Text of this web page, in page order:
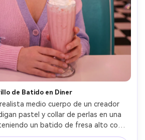
de Batido en Diner
medio cuerpo de un creador
pastel y collar de perlas en una
un batido de fresa alto con
reflejo de letrero neón en labios